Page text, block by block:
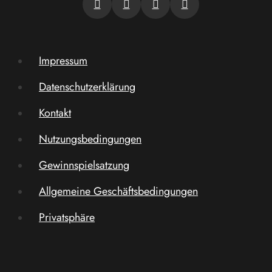
Impressum
Datenschutzerklärung
Kontakt
Nutzungsbedingungen
Gewinnspielsatzung
Allgemeine Geschäftsbedingungen
Privatsphäre